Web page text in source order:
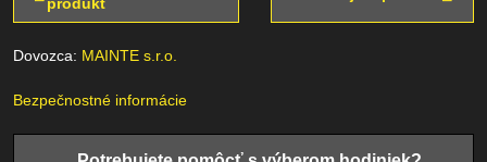
Dovozca: MAINTE s.r.o.
Bezpečnostné informácie